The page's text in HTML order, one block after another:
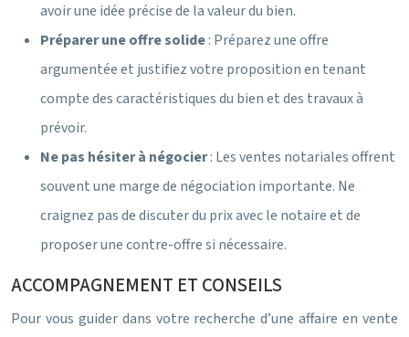
avoir une idée précise de la valeur du bien.
Préparer une offre solide: Préparez une offre
argumentée et justifiez votre proposition en tenant
compte des caractéristiques du bien et des travaux à
prévoir.
Ne pas hésiter à négocier: Les ventes notariales offrent
souvent une marge de négociation importante. Ne
craignez pas de discuter du prix avec le notaire et de
proposer une contre-offre si nécessaire.
ACCOMPAGNEMENT ET CONSEILS
Pour vous guider dans votre recherche d’une affaire en vente